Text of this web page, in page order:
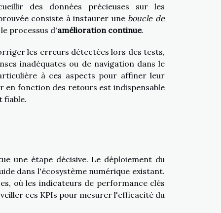
des données précieuses sur les
consiste à instaurer une boucle de
processus d'amélioration continue.
les erreurs détectées lors des tests,
inadéquates ou de navigation dans le
à ces aspects pour affiner leur
en fonction des retours est indispensable
fiable.
une étape décisive. Le déploiement du
dans l'écosystème numérique existant.
où les indicateurs de performance clés
ces KPIs pour mesurer l'efficacité du